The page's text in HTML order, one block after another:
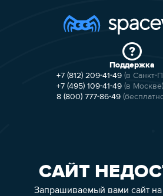
Поддержка
+7 (812) 209-41-49 (в Санкт-
+7 (495) 109-41-49 (в Москве)
8 (800) 777-86-49
САЙТ
Запрашиваемый вами сайт